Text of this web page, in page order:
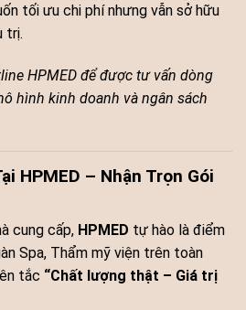
tối ưu chi phí nhưng vẫn sở hữu
trị.
HPMED để được tư vấn dòng
hình kinh doanh và ngân sách
HPMED – Nhận Trọn Gói
cung cấp, HPMED tự hào là điểm
Spa, Thẩm mỹ viện trên toàn
tắc “Chất lượng thật – Giá trị